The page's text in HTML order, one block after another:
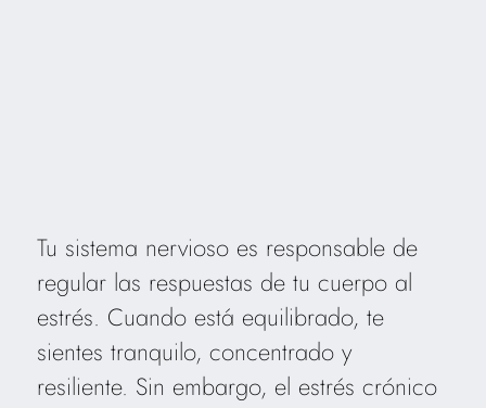
Tu sistema nervioso es responsable de
regular las respuestas de tu cuerpo al
estrés. Cuando está equilibrado, te
sientes tranquilo, concentrado y
resiliente. Sin embargo, el estrés crónico